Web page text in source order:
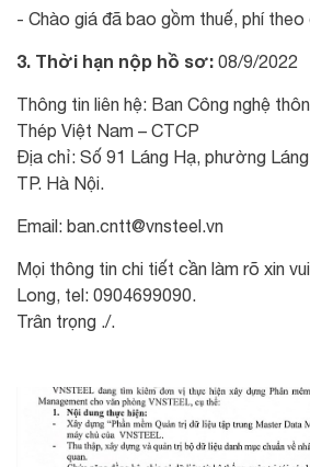
- Chào giá đã bao gồm thuế, phí theo
3. Thời hạn nộp hồ sơ: 08/9/2022
Thông tin liên hệ: Ban Công nghệ
Thép Việt Nam – CTCP
Địa chỉ: Số 91 Láng Hạ, phường
TP. Hà Nội.
Email: ban.cntt@vnsteel.vn
Mọi thông tin chi tiết cần làm rõ xin
Long, tel: 0904699090.
Trân trọng ./.